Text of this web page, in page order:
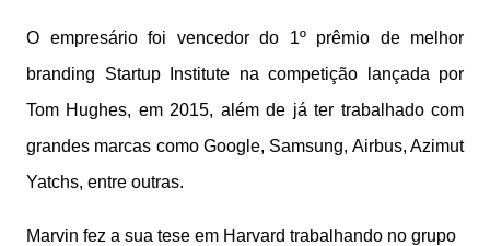
O empresário foi vencedor do 1º prêmio de melhor
branding Startup Institute na competição lançada por
Tom Hughes, em 2015, além de já ter trabalhado com
grandes marcas comoGoogle, Samsung, Airbus, Azimut
Yatchs, entre outras.
Marvin fez a sua tese em Harvard trabalhando no grupo